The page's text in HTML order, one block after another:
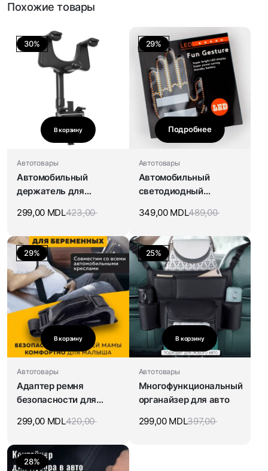
Похожие товары
30%
В корзину
Автотовары
Автомобильный
держатель для
на зеркало заднего
423,00
299,00 MDL
29%
Подробнее
Автотовары
Автомобильный
светодиодный
489,00
349,00 MDL
29%
В корзину
Автотовары
Адаптер ремня
безопасности для
420,00
299,00 MDL
25%
В корзину
Автотовары
Многофункциональный
органайзер для авто
397,00
299,00 MDL
28%